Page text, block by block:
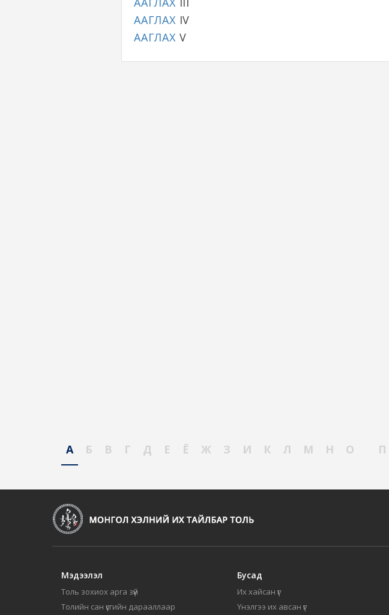
ААГЛАХ IV
ААГЛАХ V
А Б В Г Д Е Ё Ж З И К Л М Н О П
Мэдээлэл
Толь зохиох арга зүй
Толийн сан үсгийн дарааллаар
Бусад
Их хайсан үг
Үнэлгээ их авсан үг